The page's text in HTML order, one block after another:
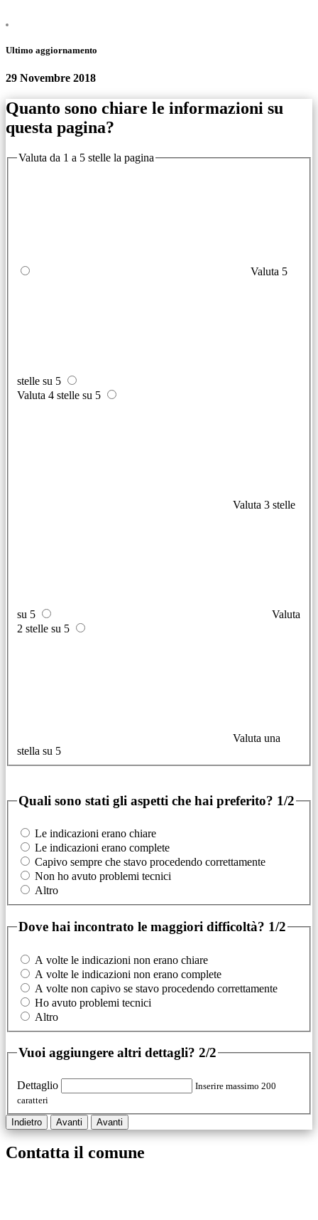
Ultimo aggiornamento
29 Novembre 2018
Quanto sono chiare le informazioni su
questa pagina?
Valuta da 1 a 5 stelle la pagina
Valuta 5
stelle su 5
Valuta 4 stelle su 5
Valuta 3 stelle
su 5
Valuta
2 stelle su 5
Valuta una
stella su 5
Quali sono stati gli aspetti che hai preferito? 1/2
Le indicazioni erano chiare
Le indicazioni erano complete
Capivo sempre che stavo procedendo correttamente
Non ho avuto problemi tecnici
Altro
Dove hai incontrato le maggiori difficoltà? 1/2
A volte le indicazioni non erano chiare
A volte le indicazioni non erano complete
A volte non capivo se stavo procedendo correttamente
Ho avuto problemi tecnici
Altro
Vuoi aggiungere altri dettagli? 2/2
Dettaglio
Inserire massimo 200
caratteri
Indietro Avanti Avanti
Contatta il comune